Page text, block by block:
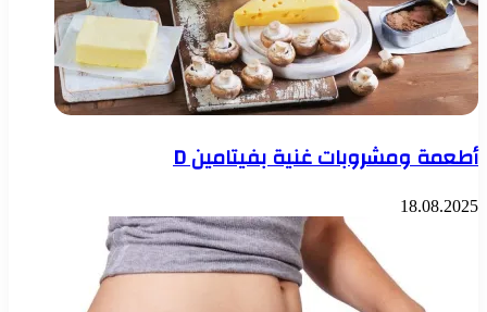
أطعمة ومشروبات غنية بفيتامين D
18.08.2025